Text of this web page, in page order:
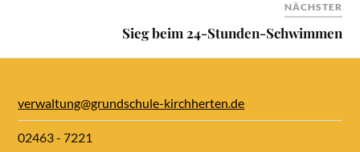
NÄCHSTER
Sieg beim 24-Stunden-Schwimmen
verwaltung@grundschule-kirchherten.de
02463 - 7221